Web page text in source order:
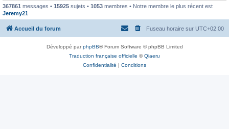
367861 messages • 15925 sujets • 1053 membres • Notre membre le plus récent est
Jeremy21
Accueil du forum Fuseau horaire sur UTC+02:00
Développé parphpBB® Forum Software © phpBB Limited
Traduction française officielle ©Qiaeru
Confidentialité | Conditions